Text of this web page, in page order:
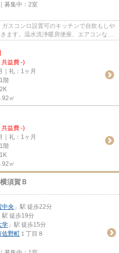
募集中： 2室
スコンロ設置可のキッチンで自炊もしや
ます。温水洗浄暖房便座、エアコンな
益費 -)
｜礼：1ヶ月
階
㎡
益費 -)
｜礼：1ヶ月
階
㎡
須賀Ｂ
中央 」駅 徒歩22分
駅 徒歩19分
学 」駅 徒歩15分
佐野町 １丁目８